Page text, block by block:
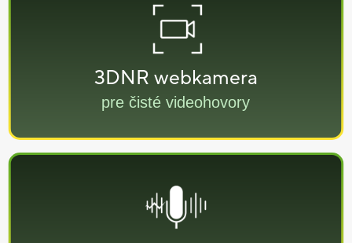
3DNR webkamera
pre čisté videohovory